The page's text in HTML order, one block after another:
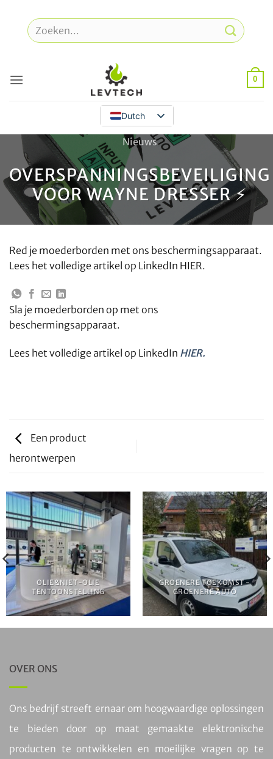
inhoud
Zoeken
naar:
0
Dutch
Nieuws
OVERSPANNINGSBEVEILIGING
VOOR WAYNE DRESSER ⚡️
Red je moederborden met ons beschermingsapparaat.
Lees het volledige artikel op LinkedIn HIER.
Sla je moederborden op met ons
beschermingsapparaat.
Lees het volledige artikel op LinkedIn HIER.
Een product
herontwerpen
OLIE&NIET-OLIE
TENTOONSTELLING
GROENERE TOEKOMST -
GROENERE AUTO
OVER ONS
Ons bedrijf streeft ernaar om hoogwaardige oplossingen
te bieden door op maat gemaakte elektronische
producten te ontwikkelen en moeilijke vragen op te